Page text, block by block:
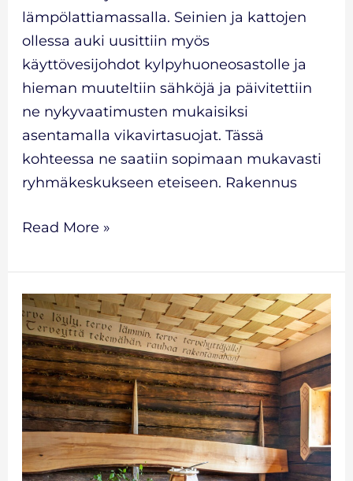
lämpölattiamassalla. Seinien ja kattojen
ollessa auki uusittiin myös
käyttövesijohdot kylpyhuoneosastolle ja
hieman muuteltiin sähköjä ja päivitettiin
ne nykyvaatimusten mukaisiksi
asentamalla vikavirtasuojat. Tässä
kohteessa ne saatiin sopimaan mukavasti
ryhmäkeskukseen eteiseen. Rakennus
Read More »
saunaremontti
Erikoissauna
Pori